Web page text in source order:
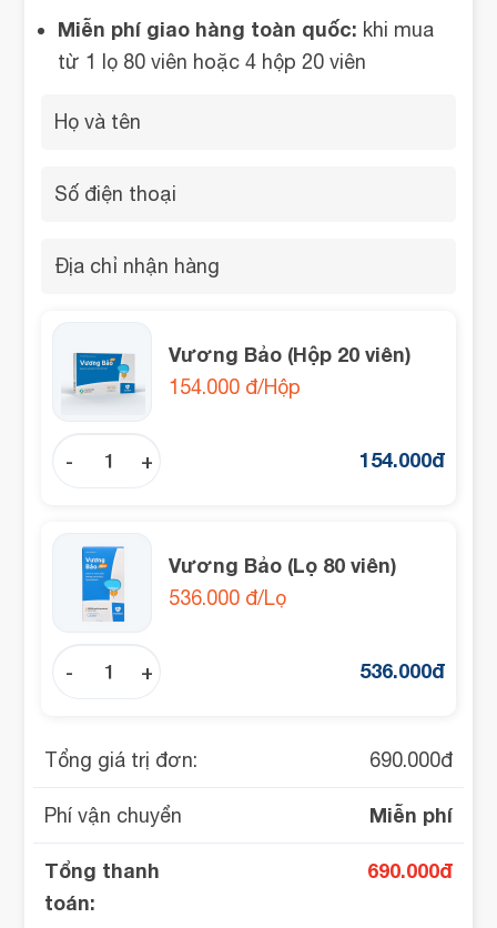
Miễn phí giao hàng toàn quốc: khi mua
từ 1 lọ 80 viên hoặc 4 hộp 20 viên
Vương Bảo (Hộp 20 viên)
154.000 đ/Hộp
+
- 154.000đ
Vương Bảo (Lọ 80 viên)
536.000 đ/Lọ
+
- 536.000đ
Tổng giá trị đơn: 690.000đ
Phí vận chuyển Miễn phí
Tổng thanh
toán:
690.000đ